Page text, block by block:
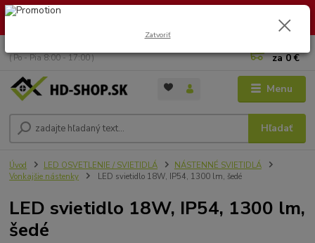
🏖️ DOVOLENKA 30.7.2026 – 9.8.2026 · Objednávky vybavíme po
Menu
Hľadať
( Po - Pia 8:00 - 17:00 )
za0 €
Úvod LED OSVETLENIE / SVIETIDLÁ
NÁSTENNÉ SVIETIDLÁ
Vonkajšie nástenky
LED svietidlo 18W, IP54, 1300 lm, šedé
LED svietidlo 18W, IP54, 1300 lm,
šedé
Zatvoriť